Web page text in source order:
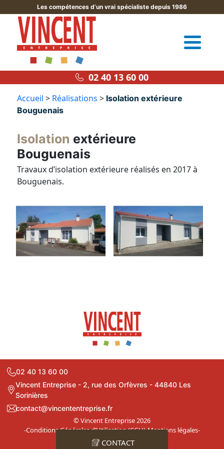
Les compétences d’un vrai spécialiste depuis 1986
02 40 13 60 00
Accueil > Réalisations > Isolation extérieure
Bouguenais
Isolation extérieure
Bouguenais
Travaux d’isolation extérieure réalisés en 2017 à
Bouguenais.
CONTACT
02 40 13 60 00
Vincent Entreprise - 2, rue des Orfèvres - 44840 Les
Sorinières
contact@vincententreprise.fr
© Vincent Entreprise 2026
-Conditions Générales d’Utilisation (CGU)-Mentions légales-
Plan du site